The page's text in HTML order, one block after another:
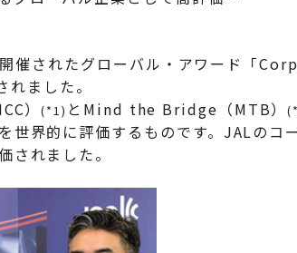
催されたグローバル・アワード「
ました。
）(*1) とMind the Bridge（MTB）
世界的に評価するものです。JALのコ
されました。